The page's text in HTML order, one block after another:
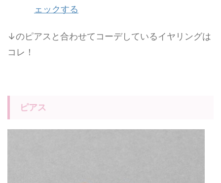
ェックする
↓のピアスと合わせてコーデしているイヤリングは
コレ！
ピアス